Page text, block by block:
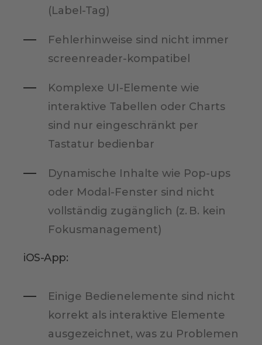
(Label-Tag)
Fehlerhinweise sind nicht immer
screenreader-kompatibel
Komplexe UI-Elemente wie
interaktive Tabellen oder Charts
sind nur eingeschränkt per
Tastatur bedienbar
Dynamische Inhalte wie Pop-ups
oder Modal-Fenster sind nicht
vollständig zugänglich (z. B. kein
Fokusmanagement)
iOS-App:
Einige Bedienelemente sind nicht
korrekt als interaktive Elemente
ausgezeichnet, was zu Problemen